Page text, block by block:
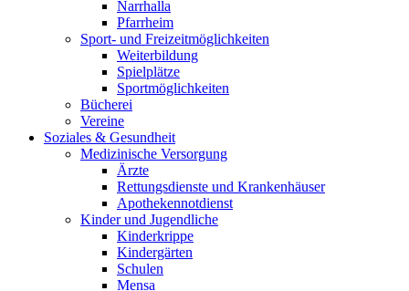
Narrhalla
Pfarrheim
Sport- und Freizeitmöglichkeiten
Weiterbildung
Spielplätze
Sportmöglichkeiten
Bücherei
Vereine
Soziales & Gesundheit
Medizinische Versorgung
Ärzte
Rettungsdienste und Krankenhäuser
Apothekennotdienst
Kinder und Jugendliche
Kinderkrippe
Kindergärten
Schulen
Mensa